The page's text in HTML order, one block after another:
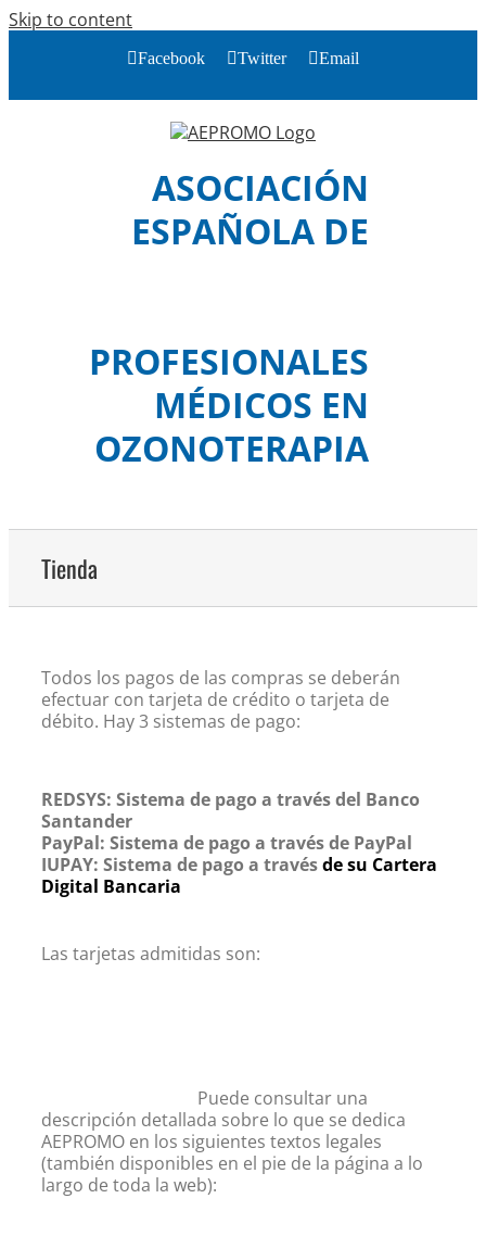
Skip to content
Facebook Twitter Email
ASOCIACIÓN
ESPAÑOLA DE
PROFESIONALES
MÉDICOS EN
OZONOTERAPIA
Tienda
Todos los pagos de las compras se deberán
efectuar con tarjeta de crédito o tarjeta de
débito. Hay 3 sistemas de pago:
REDSYS: Sistema de pago a través del Banco
Santander
PayPal: Sistema de pago a través de PayPal
IUPAY: Sistema de pago a travésde su Cartera
Digital Bancaria
Las tarjetas admitidas son:
Puede consultar una
descripción detallada sobre lo que se dedica
AEPROMO en los siguientes textos legales
(también disponibles en el pie de la página a lo
largo de toda la web):